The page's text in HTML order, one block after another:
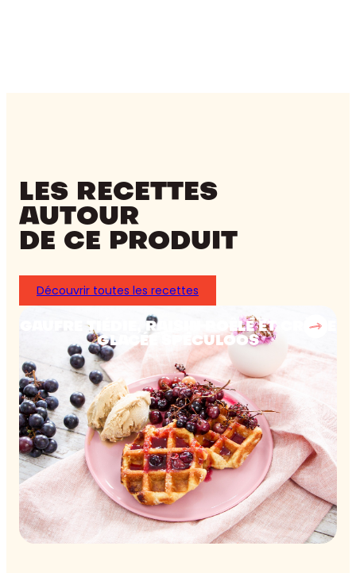
LES RECETTES
AUTOUR
DE CE PRODUIT
Découvrir toutes les recettes
GAUFRE TIÉDIE, RAISIN POÊLÉ ET CRÈME
GLACÉE SPÉCULOOS